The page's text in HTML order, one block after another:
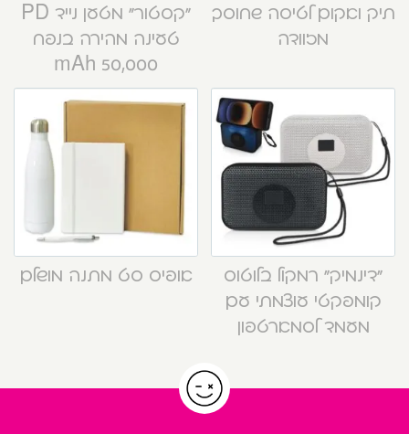
תיק ואקום לטיסה שחוסך
מזוודה
“קסטור” מטען נייד PD
טעינה מהירה בנפח
50,000 mAh
“דינמיק” רמקול בלוטוס
קומפקטי עוצמתי עם
מעמד לסמארטפון
אופיס סט מתנה מושלם